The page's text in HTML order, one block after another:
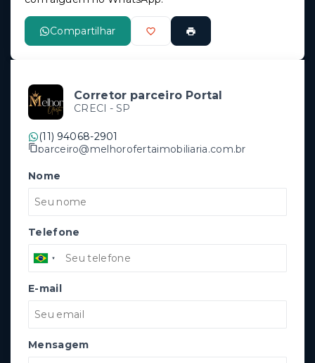
Compartilhar
Corretor parceiro Portal
CRECI - SP
(11) 94068-2901
parceiro@melhorofertaimobiliaria.com.br
Nome
Telefone
E-mail
Mensagem